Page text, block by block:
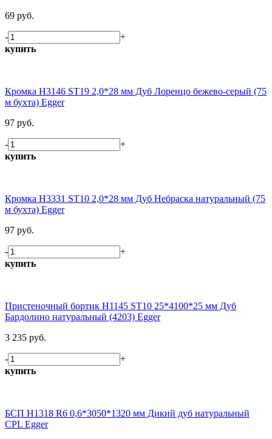
69 руб.
-
+
купить
Кромка H3146 ST19 2,0*28 мм Дуб Лоренцо бежево-серый (75
м бухта) Egger
97 руб.
-
+
купить
Кромка H3331 ST10 2,0*28 мм Дуб Небраска натуральный (75
м бухта) Egger
97 руб.
-
+
купить
Пристеночный бортик H1145 ST10 25*4100*25 мм Дуб
Бардолино натуральный (4203) Egger
3 235 руб.
-
+
купить
БСП H1318 R6 0,6*3050*1320 мм Дикий дуб натуральный
CPL Egger